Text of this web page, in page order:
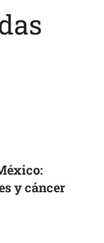
y cáncer